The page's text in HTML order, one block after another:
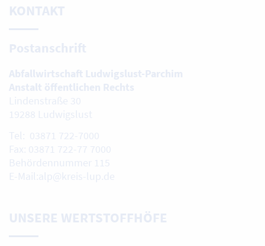
KONTAKT
Postanschrift
Abfallwirtschaft Ludwigslust-Parchim
Anstalt öffentlichen Rechts
Lindenstraße 30
19288 Ludwigslust
Tel: 03871 722-7000
Fax: 03871 722-77 7000
Behördennummer 115
E-Mail:alp@kreis-lup.de
UNSERE WERTSTOFFHÖFE